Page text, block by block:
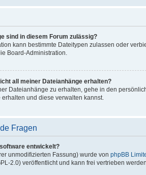
sind in diesem Forum zulässig?
kann bestimmte Dateitypen zulassen oder
Board-Administration.
all meiner Dateianhänge erhalten?
Dateianhänge zu erhalten, gehe in den
und diese verwalten kannst.
Fragen
entwickelt?
unmodifizierten Fassung) wurde von phpBB
2.0) veröffentlicht und kann frei vertrieben